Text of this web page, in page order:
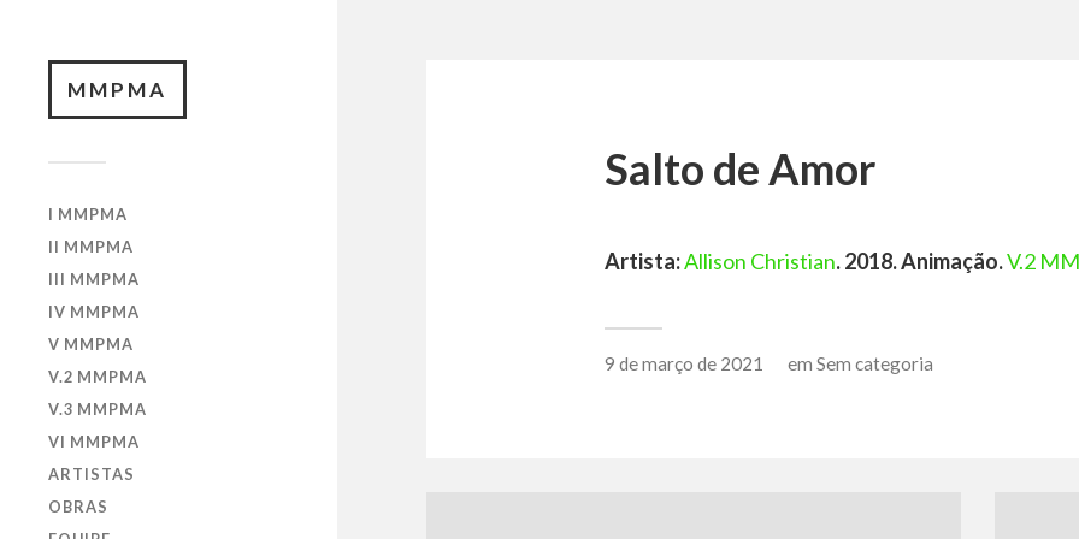
MMPMA
I MMPMA
II MMPMA
III MMPMA
IV MMPMA
V MMPMA
V.2 MMPMA
V.3 MMPMA
VI MMPMA
ARTISTAS
OBRAS
Salto de Amor
Artista:Allison Christian. 2018. Animação.V.2
9 de março de 2021 em Sem categoria